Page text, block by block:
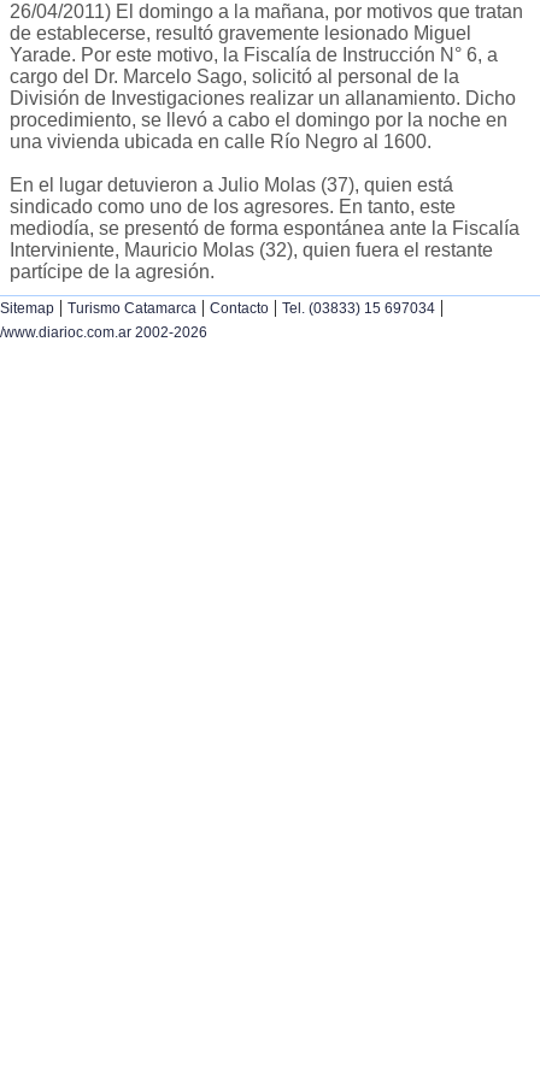
26/04/2011) El domingo a la mañana, por motivos que tratan
de establecerse, resultó gravemente lesionado Miguel
Yarade. Por este motivo, la Fiscalía de Instrucción N° 6, a
cargo del Dr. Marcelo Sago, solicitó al personal de la
División de Investigaciones realizar un allanamiento. Dicho
procedimiento, se llevó a cabo el domingo por la noche en
una vivienda ubicada en calle Río Negro al 1600.
En el lugar detuvieron a Julio Molas (37), quien está
sindicado como uno de los agresores. En tanto, este
mediodía, se presentó de forma espontánea ante la Fiscalía
Interviniente, Mauricio Molas (32), quien fuera el restante
partícipe de la agresión.
Sitemap | Turismo Catamarca | Contacto | Tel. (03833) 15 697034 |
/www.diarioc.com.ar 2002-2026